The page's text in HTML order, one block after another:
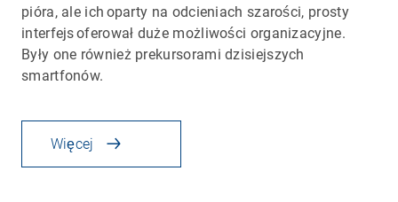
pióra, ale ich oparty na odcieniach szarości, prosty
interfejs oferował duże możliwości organizacyjne.
Były one również prekursorami dzisiejszych
smartfonów.
Więcej